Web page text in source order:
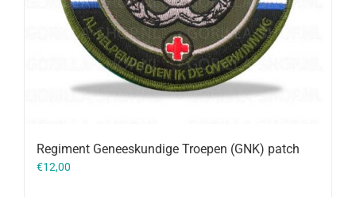
Regiment Geneeskundige Troepen (GNK) patch
€12,00